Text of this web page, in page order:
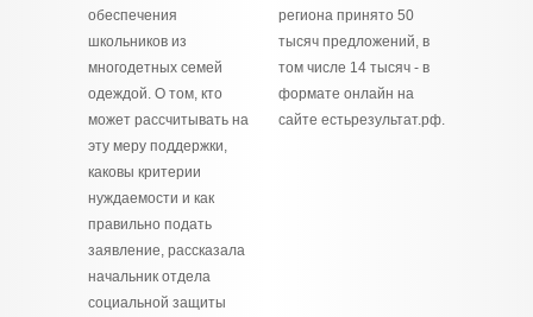
обеспечения
школьников из
многодетных семей
одеждой. О том, кто
может рассчитывать на
эту меру поддержки,
каковы критерии
нуждаемости и как
правильно подать
заявление, рассказала
начальник отдела
социальной защиты
региона принято 50
тысяч предложений, в
том числе 14 тысяч - в
формате онлайн на
сайте естьрезультат.рф.